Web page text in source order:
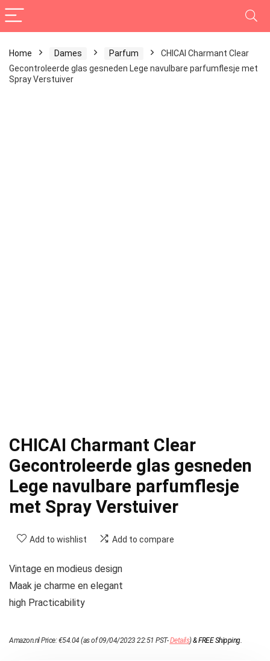
Home Dames Parfum
CHICAI Charmant Clear
Gecontroleerde glas gesneden Lege navulbare parfumflesje met
Spray Verstuiver
CHICAI Charmant Clear
Gecontroleerde glas gesneden
Lege navulbare parfumflesje
met Spray Verstuiver
Add to wishlist Add to compare
Vintage en modieus design
Maak je charme en elegant
high Practicability
Amazon.nl Price:€54.04 (as of 09/04/2023 22:51 PST-Details)&FREE Shipping.